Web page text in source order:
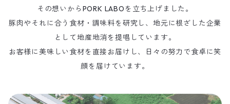
その想いからPORK LABOを立ち上げました。
豚肉やそれに合う食材・調味料を研究し、地元に根ざした企業
として地産地消を提唱しています。
お客様に美味しい食材を直接お届けし、日々の努力で食卓に笑
顔を届けています。